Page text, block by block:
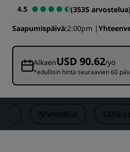
4.5
(3535 arvostelua)
Saapumispäivä 2:00pm
AlkaenUSD 90.62/yö
*edullisin hinta seuraavien 60
Arvostelut